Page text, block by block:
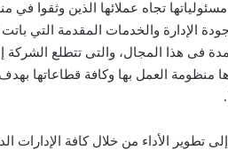
تجاه عملائها الذين وثقوا
الإدارة والخدمات المقدمة التي
فى هذا المجال، والتى تتطلع الشركة
منظومة العمل بها وكافة قطاعاتها
تطوير الأداء من خلال كافة الإدارات